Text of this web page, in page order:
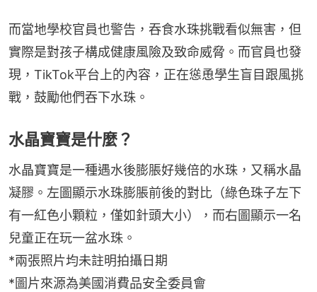
而當地學校官員也警告，吞食水珠挑戰看似無害，但
實際是對孩子構成健康風險及致命威脅。而官員也發
現，TikTok平台上的內容，正在慫恿學生盲目跟風挑
戰，鼓勵他們吞下水珠。
水晶寶寶是什麼？
水晶寶寶是一種遇水後膨脹好幾倍的水珠，又稱水晶
凝膠。左圖顯示水珠膨脹前後的對比（綠色珠子左下
有一紅色小顆粒，僅如針頭大小），而右圖顯示一名
兒童正在玩一盆水珠。
*兩張照片均未註明拍攝日期
*圖片來源為美國消費品安全委員會